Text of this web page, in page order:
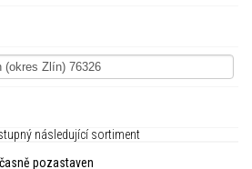
následující sortiment
pozastaven